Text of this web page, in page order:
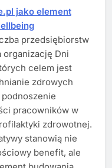
jako element
przedsiębiorstw
organizację Dni
celem jest
zdrowych
pracowników w
zdrowotnej.
stanowią nie
benefit, ale